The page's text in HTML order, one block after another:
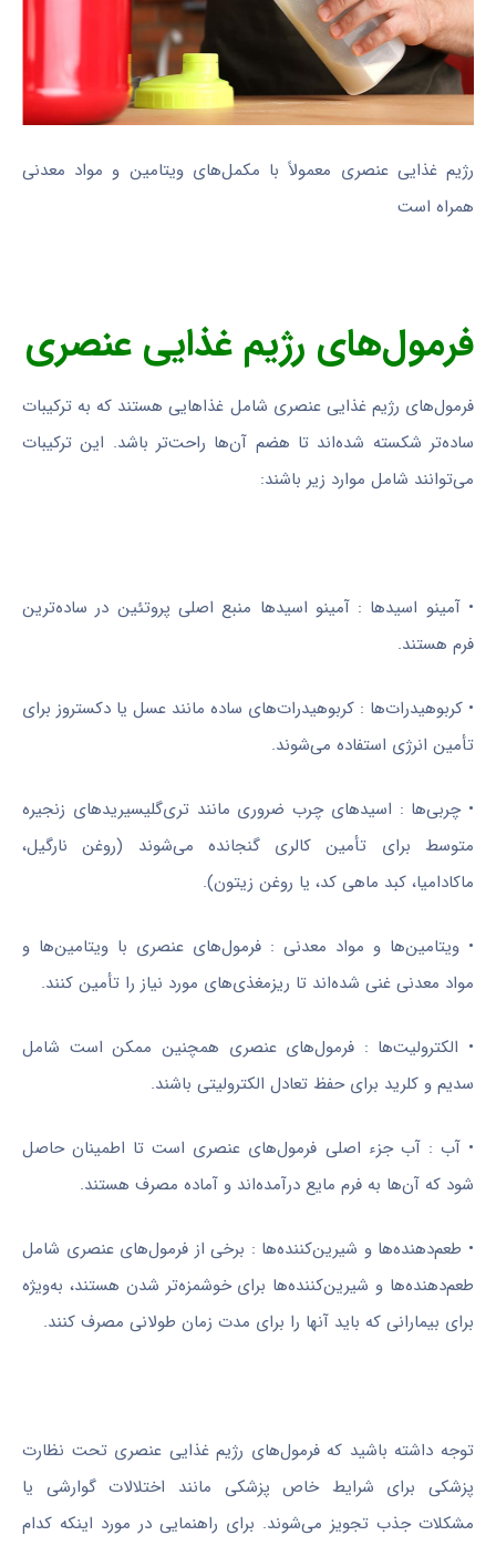
رژیم غذایی عنصری معمولاً با مکمل‌های ویتامین و مواد معدنی
همراه است
فرمول‌های رژیم غذایی عنصری
فرمول‌های رژیم غذایی عنصری شامل غذاهایی هستند که به ترکیبات
ساده‌تر شکسته شده‌اند تا هضم آن‌ها راحت‌تر باشد. این ترکیبات
می‌توانند شامل موارد زیر باشند:
• آمینو اسیدها : آمینو اسیدها منبع اصلی پروتئین در ساده‌ترین
فرم هستند.
• کربوهیدرات‌ها : کربوهیدرات‌های ساده مانند عسل یا دکستروز برای
تأمین انرژی استفاده می‌شوند.
• چربی‌ها : اسیدهای چرب ضروری مانند تری‌گلیسیریدهای زنجیره
متوسط برای تأمین کالری گنجانده می‌شوند (روغن نارگیل،
ماکادامیا، کبد ماهی کد، یا روغن زیتون).
• ویتامین‌ها و مواد معدنی : فرمول‌های عنصری با ویتامین‌ها و
مواد معدنی غنی شده‌اند تا ریزمغذی‌های مورد نیاز را تأمین کنند.
• الکترولیت‌ها : فرمول‌های عنصری همچنین ممکن است شامل
سدیم و کلرید برای حفظ تعادل الکترولیتی باشند.
• آب : آب جزء اصلی فرمول‌های عنصری است تا اطمینان حاصل
شود که آن‌ها به فرم مایع درآمده‌اند و آماده مصرف هستند.
• طعم‌دهنده‌ها و شیرین‌کننده‌ها : برخی از فرمول‌های عنصری شامل
طعم‌دهنده‌ها و شیرین‌کننده‌ها برای خوشمزه‌تر شدن هستند، به‌ویژه
برای بیمارانی که باید آنها را برای مدت زمان طولانی مصرف کنند.
توجه داشته باشید که فرمول‌های رژیم غذایی عنصری تحت نظارت
پزشکی برای شرایط خاص پزشکی مانند اختلالات گوارشی یا
مشکلات جذب تجویز می‌شوند. برای راهنمایی در مورد اینکه کدام